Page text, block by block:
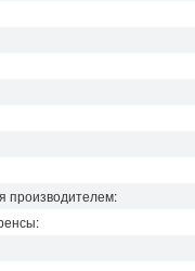
производителем: